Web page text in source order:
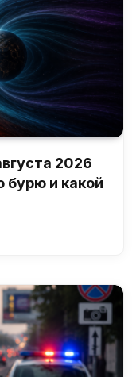
2026
бурю и какой